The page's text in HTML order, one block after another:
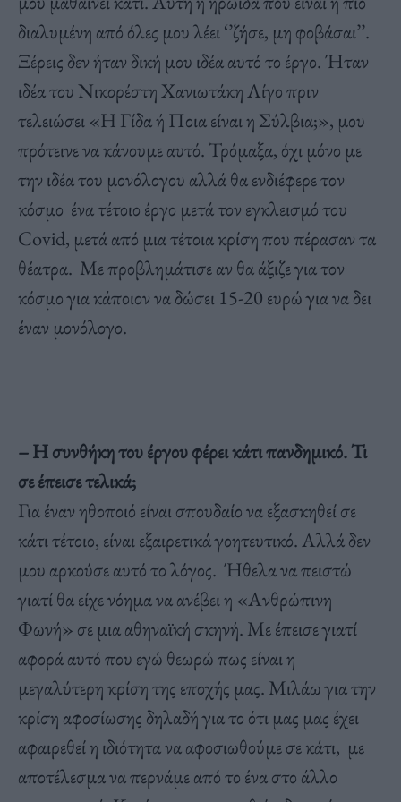
διαλυμένη από όλες μου λέει ‘’ζήσε, μη φοβάσαι’’.
Ξέρεις δεν ήταν δική μου ιδέα αυτό το έργο. Ήταν
ιδέα του Νικορέστη Χανιωτάκη Λίγο πριν
τελειώσει «Η Γίδα ή Ποια είναι η Σύλβια;», μου
πρότεινε να κάνουμε αυτό. Τρόμαξα, όχι μόνο με
την ιδέα του μονόλογου αλλά θα ενδιέφερε τον
κόσμο ένα τέτοιο έργο μετά τον εγκλεισμό του
Covid, μετά από μια τέτοια κρίση που πέρασαν τα
θέατρα. Με προβλημάτισε αν θα άξιζε για τον
κόσμο για κάποιον να δώσει 15-20 ευρώ για να δει
έναν μονόλογο.
– Η συνθήκη του έργου φέρει κάτι πανδημικό. Τι
σε έπεισε τελικά;
Για έναν ηθοποιό είναι σπουδαίο να εξασκηθεί σε
κάτι τέτοιο, είναι εξαιρετικά γοητευτικό. Αλλά δεν
μου αρκούσε αυτό το λόγος. Ήθελα να πειστώ
γιατί θα είχε νόημα να ανέβει η «Ανθρώπινη
Φωνή» σε μια αθηναϊκή σκηνή. Με έπεισε γιατί
αφορά αυτό που εγώ θεωρώ πως είναι η
μεγαλύτερη κρίση της εποχής μας. Μιλάω για την
κρίση αφοσίωσης δηλαδή για το ότι μας μας έχει
αφαιρεθεί η ιδιότητα να αφοσιωθούμε σε κάτι, με
αποτέλεσμα να περνάμε από το ένα στο άλλο